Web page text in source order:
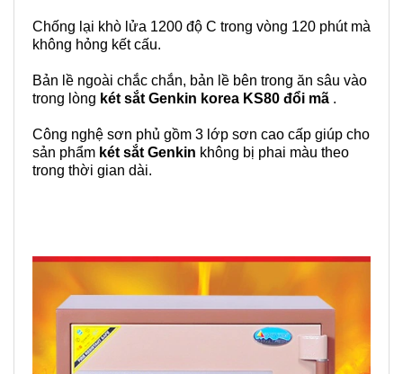
Chống lại khò lửa 1200 độ C trong vòng 120 phút mà
không hỏng kết cấu.
Bản lề ngoài chắc chắn, bản lề bên trong ăn sâu vào
trong lòng két sắt Genkin korea KS80 đổi mã .
Công nghệ sơn phủ gồm 3 lớp sơn cao cấp giúp cho
sản phẩm két sắt Genkin không bị phai màu theo
trong thời gian dài.